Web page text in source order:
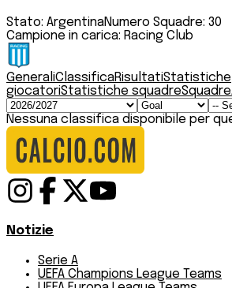
Stato: ArgentinaNumero Squadre: 30
Campione in carica: Racing Club
GeneraliClassificaRisultatiStatistiche
giocatoriStatistiche squadreSquadre
Nessuna classifica disponibile per
Notizie
Serie A
UEFA Champions League Teams